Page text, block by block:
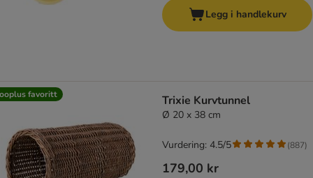
Legg i handlekurv
favoritt Trixie Kurvtunnel
Ø 20 x 38 cm
179,00 kr
Vurdering: 4.5/5 (887)